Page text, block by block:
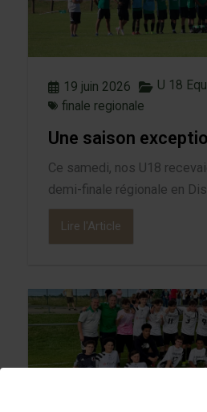
19 juin 2026
U 18
finale regionale
Une saison
Ce samedi, nos U18
demi-finale régionale en
Lire l'Article